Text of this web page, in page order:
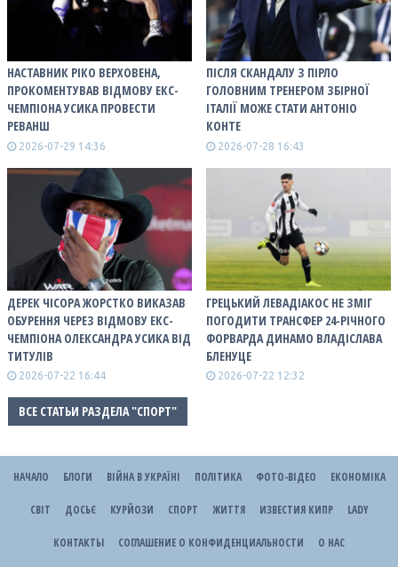
НАСТАВНИК РІКО ВЕРХОВЕНА,
ПРОКОМЕНТУВАВ ВІДМОВУ ЕКС-
ЧЕМПІОНА УСИКА ПРОВЕСТИ
РЕВАНШ
2026-07-29 14:36
ПІСЛЯ СКАНДАЛУ З ПІРЛО
ГОЛОВНИМ ТРЕНЕРОМ ЗБІРНОЇ
ІТАЛІЇ МОЖЕ СТАТИ АНТОНІО
КОНТЕ
2026-07-28 16:43
ДЕРЕК ЧІСОРА ЖОРСТКО ВИКАЗАВ
ОБУРЕННЯ ЧЕРЕЗ ВІДМОВУ ЕКС-
ЧЕМПІОНА ОЛЕКСАНДРА УСИКА ВІД
ТИТУЛІВ
2026-07-22 16:44
ГРЕЦЬКИЙ ЛЕВАДІАКОС НЕ ЗМІГ
ПОГОДИТИ ТРАНСФЕР 24-РІЧНОГО
ФОРВАРДА ДИНАМО ВЛАДІСЛАВА
БЛЕНУЦЕ
2026-07-22 12:32
ВСЕ СТАТЬИ РАЗДЕЛА "СПОРТ"
НАЧАЛО БЛОГИ ВІЙНА В УКРАЇНІ ПОЛІТИКА ФОТО-ВІДЕО ЕКОНОМІКА
СВІТ ДОСЬЄ КУРЙОЗИ СПОРТ ЖИТТЯ ИЗВЕСТИЯ КИПР LADY
КОНТАКТЫ СОГЛАШЕНИЕ О КОНФИДЕНЦИАЛЬНОСТИ О НАС